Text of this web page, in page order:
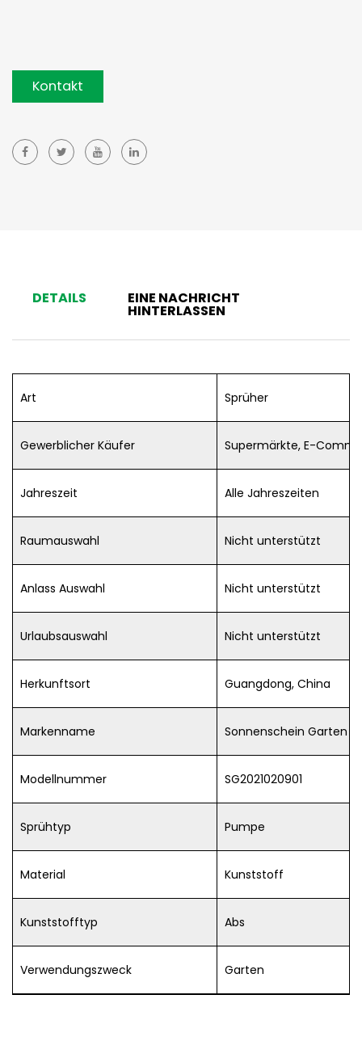
Kontakt
DETAILS EINE NACHRICHT
HINTERLASSEN
Art Sprüher
Gewerblicher Käufer Supermärkte, E-
Jahreszeit Alle Jahreszeiten
Raumauswahl Nicht unterstützt
Anlass Auswahl Nicht unterstützt
Urlaubsauswahl Nicht unterstützt
Herkunftsort Guangdong, China
Markenname Sonnenschein Garten
Modellnummer SG2021020901
Sprühtyp Pumpe
Material Kunststoff
Kunststofftyp Abs
Verwendungszweck Garten